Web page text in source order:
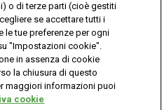
- P.I. 02433760135
Cookies
Mappa
del
o di terze parti (cioè gestiti
se accettare tutti i
le tue preferenze per ogni
"Impostazioni cookie".
in assenza di cookie
la chiusura di questo
maggiori informazioni puoi
cookie